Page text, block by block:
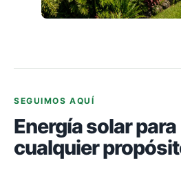
SEGUIMOS AQUÍ
Energía solar para
cualquier